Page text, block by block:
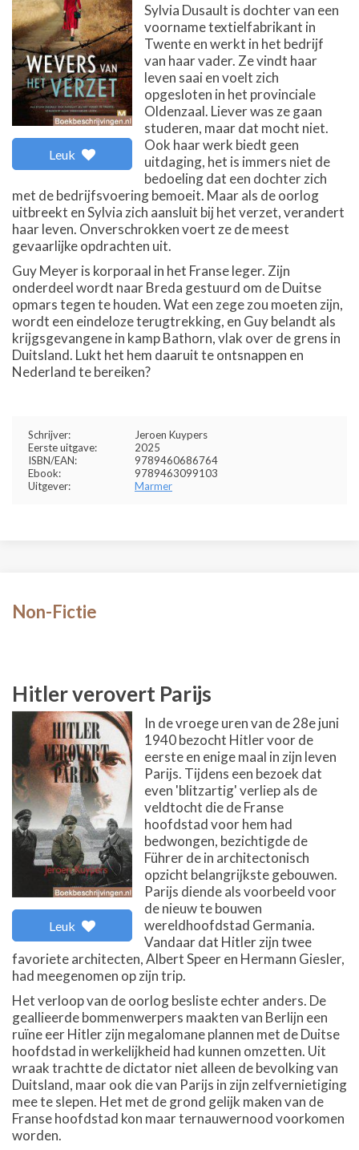
Leuk
Sylvia Dusault is dochter van een
voorname textielfabrikant in
Twente en werkt in het bedrijf
van haar vader. Ze vindt haar
leven saai en voelt zich
opgesloten in het provinciale
Oldenzaal. Liever was ze gaan
studeren, maar dat mocht niet.
Ook haar werk biedt geen
uitdaging, het is immers niet de
bedoeling dat een dochter zich
met de bedrijfsvoering bemoeit. Maar als de oorlog
uitbreekt en Sylvia zich aansluit bij het verzet, verandert
haar leven. Onverschrokken voert ze de meest
gevaarlijke opdrachten uit.
Guy Meyer is korporaal in het Franse leger. Zijn
onderdeel wordt naar Breda gestuurd om de Duitse
opmars tegen te houden. Wat een zege zou moeten zijn,
wordt een eindeloze terugtrekking, en Guy belandt als
krijgsgevangene in kamp Bathorn, vlak over de grens in
Duitsland. Lukt het hem daaruit te ontsnappen en
Nederland te bereiken?
Schrijver:
Jeroen Kuypers
Eerste uitgave:
2025
ISBN/EAN:
9789460686764
Ebook:
9789463099103
Uitgever:
Marmer
Non-Fictie
Hitler verovert Parijs
Leuk
In de vroege uren van de 28e juni
1940 bezocht Hitler voor de
eerste en enige maal in zijn leven
Parijs. Tijdens een bezoek dat
even 'blitzartig' verliep als de
veldtocht die de Franse
hoofdstad voor hem had
bedwongen, bezichtigde de
Führer de in architectonisch
opzicht belangrijkste gebouwen.
Parijs diende als voorbeeld voor
de nieuw te bouwen
wereldhoofdstad Germania.
Vandaar dat Hitler zijn twee
favoriete architecten, Albert Speer en Hermann Giesler,
had meegenomen op zijn trip.
Het verloop van de oorlog besliste echter anders. De
geallieerde bommenwerpers maakten van Berlijn een
ruïne eer Hitler zijn megalomane plannen met de Duitse
hoofdstad in werkelijkheid had kunnen omzetten. Uit
wraak trachtte de dictator niet alleen de bevolking van
Duitsland, maar ook die van Parijs in zijn zelfvernietiging
mee te slepen. Het met de grond gelijk maken van de
Franse hoofdstad kon maar ternauwernood voorkomen
worden.